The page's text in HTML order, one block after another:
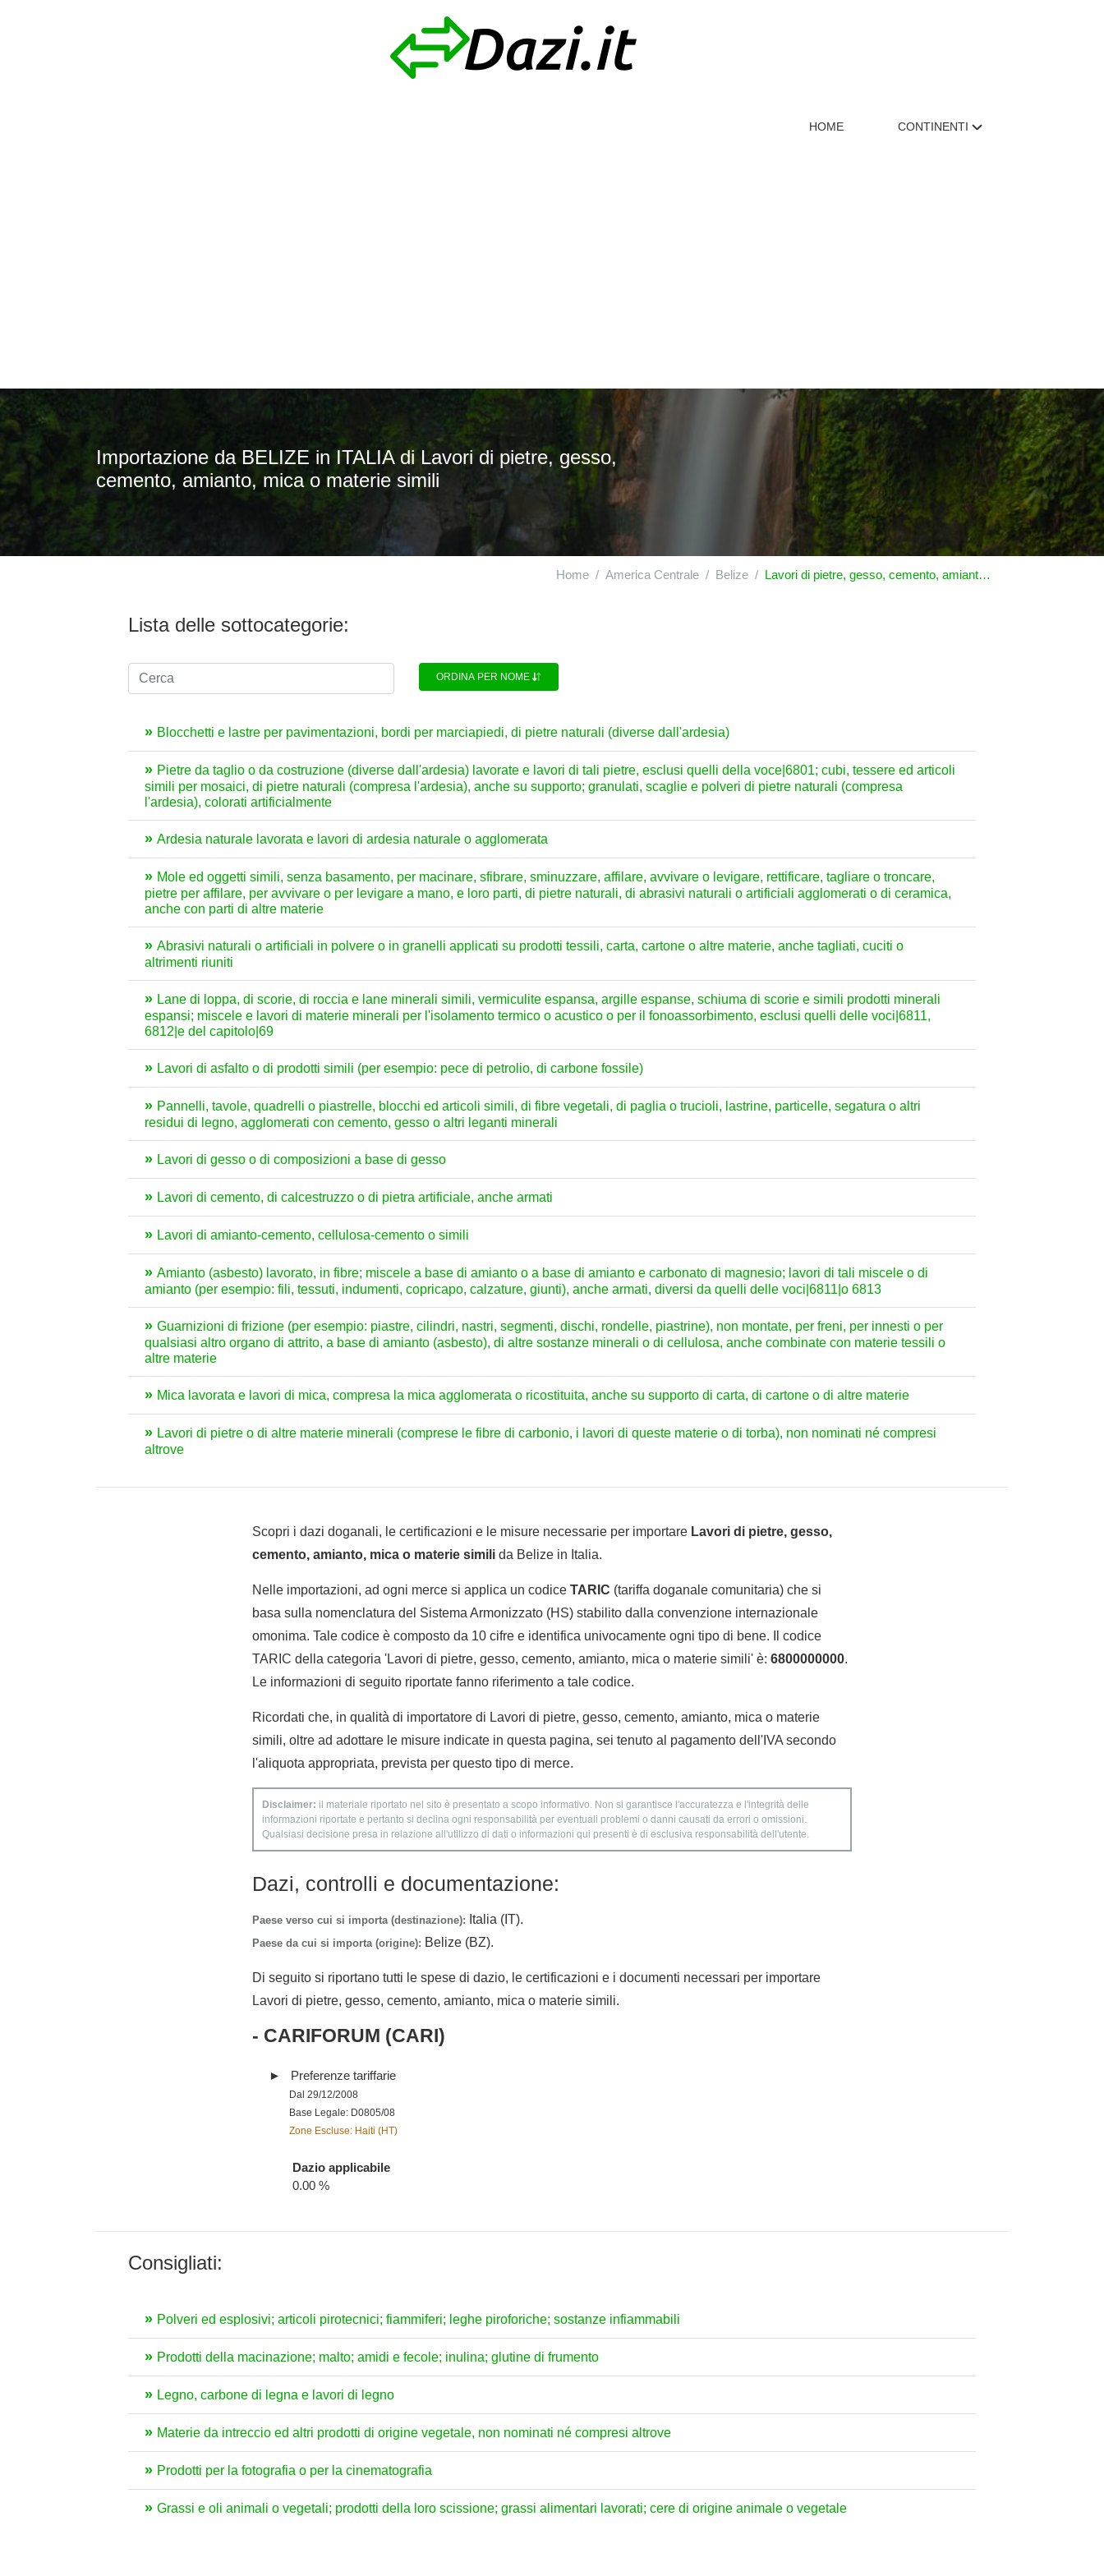
HOME CONTINENTI
Importazione da BELIZE in ITALIA di Lavori di pietre, gesso,
cemento, amianto, mica o materie simili
Home America Centrale Belize Lavori di pietre, gesso, cemento, amianto, mica o materie simili
Lista delle sottocategorie:
ORDINA PER NOME
Blocchetti e lastre per pavimentazioni, bordi per marciapiedi, di pietre naturali (diverse dall'ardesia)
Pietre da taglio o da costruzione (diverse dall'ardesia) lavorate e lavori di tali pietre, esclusi quelli della voce|6801; cubi, tessere ed articoli
simili per mosaici, di pietre naturali (compresa l'ardesia), anche su supporto; granulati, scaglie e polveri di pietre naturali (compresa
l'ardesia), colorati artificialmente
Ardesia naturale lavorata e lavori di ardesia naturale o agglomerata
Mole ed oggetti simili, senza basamento, per macinare, sfibrare, sminuzzare, affilare, avvivare o levigare, rettificare, tagliare o troncare,
pietre per affilare, per avvivare o per levigare a mano, e loro parti, di pietre naturali, di abrasivi naturali o artificiali agglomerati o di ceramica,
anche con parti di altre materie
Abrasivi naturali o artificiali in polvere o in granelli applicati su prodotti tessili, carta, cartone o altre materie, anche tagliati, cuciti o
altrimenti riuniti
Lane di loppa, di scorie, di roccia e lane minerali simili, vermiculite espansa, argille espanse, schiuma di scorie e simili prodotti minerali
espansi; miscele e lavori di materie minerali per l'isolamento termico o acustico o per il fonoassorbimento, esclusi quelli delle voci|6811,
6812|e del capitolo|69
Lavori di asfalto o di prodotti simili (per esempio: pece di petrolio, di carbone fossile)
Pannelli, tavole, quadrelli o piastrelle, blocchi ed articoli simili, di fibre vegetali, di paglia o trucioli, lastrine, particelle, segatura o altri
residui di legno, agglomerati con cemento, gesso o altri leganti minerali
Lavori di gesso o di composizioni a base di gesso
Lavori di cemento, di calcestruzzo o di pietra artificiale, anche armati
Lavori di amianto-cemento, cellulosa-cemento o simili
Amianto (asbesto) lavorato, in fibre; miscele a base di amianto o a base di amianto e carbonato di magnesio; lavori di tali miscele o di
amianto (per esempio: fili, tessuti, indumenti, copricapo, calzature, giunti), anche armati, diversi da quelli delle voci|6811|o 6813
Guarnizioni di frizione (per esempio: piastre, cilindri, nastri, segmenti, dischi, rondelle, piastrine), non montate, per freni, per innesti o per
qualsiasi altro organo di attrito, a base di amianto (asbesto), di altre sostanze minerali o di cellulosa, anche combinate con materie tessili o
altre materie
Mica lavorata e lavori di mica, compresa la mica agglomerata o ricostituita, anche su supporto di carta, di cartone o di altre materie
Lavori di pietre o di altre materie minerali (comprese le fibre di carbonio, i lavori di queste materie o di torba), non nominati né compresi
altrove
Scopri i dazi doganali, le certificazioni e le misure necessarie per importare Lavori di pietre, gesso,
cemento, amianto, mica o materie simili da Belize in Italia.
Nelle importazioni, ad ogni merce si applica un codice TARIC (tariffa doganale comunitaria) che si
basa sulla nomenclatura del Sistema Armonizzato (HS) stabilito dalla convenzione internazionale
omonima. Tale codice è composto da 10 cifre e identifica univocamente ogni tipo di bene. Il codice
TARIC della categoria 'Lavori di pietre, gesso, cemento, amianto, mica o materie simili' è: 6800000000.
Le informazioni di seguito riportate fanno riferimento a tale codice.
Ricordati che, in qualità di importatore di Lavori di pietre, gesso, cemento, amianto, mica o materie
simili, oltre ad adottare le misure indicate in questa pagina, sei tenuto al pagamento dell'IVA secondo
l'aliquota appropriata, prevista per questo tipo di merce.
Disclaimer: il materiale riportato nel sito è presentato a scopo informativo. Non si garantisce l'accuratezza e l'integrità delle
informazioni riportate e pertanto si declina ogni responsabilità per eventuali problemi o danni causati da errori o omissioni.
Qualsiasi decisione presa in relazione all'utilizzo di dati o informazioni qui presenti è di esclusiva responsabilità dell'utente.
Dazi, controlli e documentazione:
Paese verso cui si importa (destinazione): Italia (IT).
Paese da cui si importa (origine): Belize (BZ).
Di seguito si riportano tutti le spese di dazio, le certificazioni e i documenti necessari per importare
Lavori di pietre, gesso, cemento, amianto, mica o materie simili.
- CARIFORUM (CARI)
Preferenze tariffarie
Dal 29/12/2008
Base Legale: D0805/08
Zone Escluse: Haiti (HT)
Dazio applicabile
0.00 %
Consigliati:
Polveri ed esplosivi; articoli pirotecnici; fiammiferi; leghe piroforiche; sostanze infiammabili
Prodotti della macinazione; malto; amidi e fecole; inulina; glutine di frumento
Legno, carbone di legna e lavori di legno
Materie da intreccio ed altri prodotti di origine vegetale, non nominati né compresi altrove
Prodotti per la fotografia o per la cinematografia
Grassi e oli animali o vegetali; prodotti della loro scissione; grassi alimentari lavorati; cere di origine animale o vegetale